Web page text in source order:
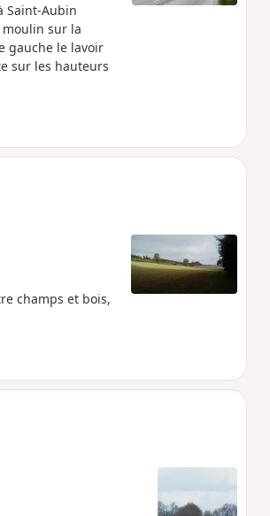
Saint-Aubin
sur la
gauche le lavoir
sur les hauteurs
champs et bois,